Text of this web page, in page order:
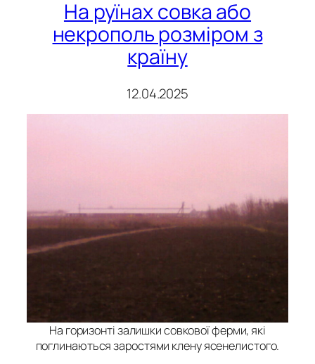
На руїнах совка або
некрополь розміром з
країну
12.04.2025
На горизонті залишки совкової ферми, які
поглинаються заростями клену ясенелистого.